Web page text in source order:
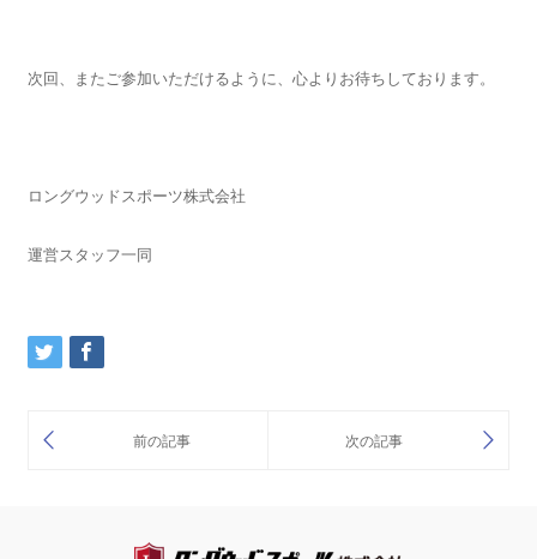
次回、またご参加いただけるように、心よりお待ちしております。
ロングウッドスポーツ株式会社
運営スタッフ一同